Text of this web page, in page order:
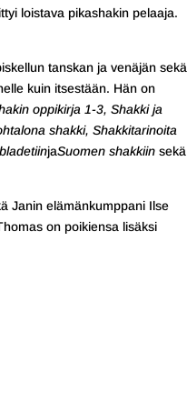
loistava pikashakin pelaaja.
tanskan ja venäjän sekä
kuin itsestään. Hän on
oppikirja 1-3, Shakki ja
shakki, Shakkitarinoita
jaSuomen shakkiin sekä
Janin elämänkumppani Ilse
on poikiensa lisäksi